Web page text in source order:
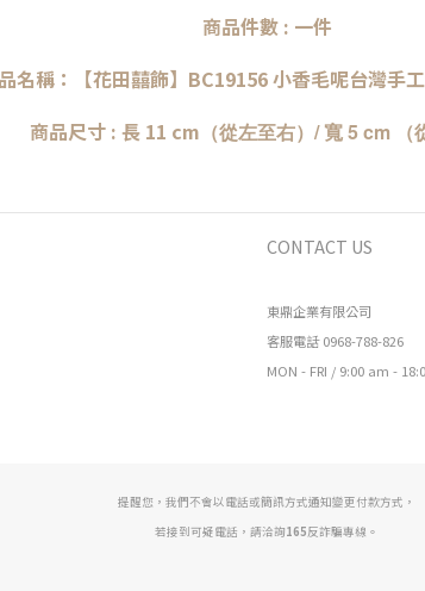
商品件數 : 一件
稱：
【花田囍飾】BC19156 小香毛呢台灣手
商品尺寸 : 長 11 cm （從左至右）/ 寬 5 cm
CONTACT US
東鼎企業有限公司
客服電話 0968-788-826
MON - FRI / 9:00 am -
提醒您，我們不會以電話或簡訊方式通知變更付款方式，
若接到可疑電話，請洽詢165反詐騙專線。